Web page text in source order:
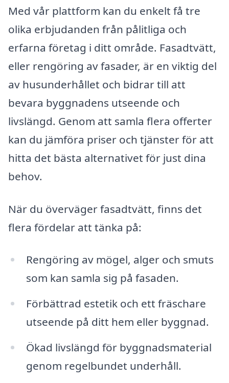
Med vår plattform kan du enkelt få tre
olika erbjudanden från pålitliga och
erfarna företag i ditt område. Fasadtvätt,
eller rengöring av fasader, är en viktig del
av husunderhållet och bidrar till att
bevara byggnadens utseende och
livslängd. Genom att samla flera offerter
kan du jämföra priser och tjänster för att
hitta det bästa alternativet för just dina
behov.
När du överväger fasadtvätt, finns det
flera fördelar att tänka på:
Rengöring av mögel, alger och smuts
som kan samla sig på fasaden.
Förbättrad estetik och ett fräschare
utseende på ditt hem eller byggnad.
Ökad livslängd för byggnadsmaterial
genom regelbundet underhåll.